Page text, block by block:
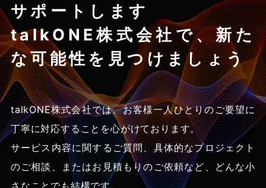
サポートします
talkONE株式会社で、新た
な可能性を見つけましょう
talkONE株式会社では、お客様一人ひとりのご要望に
丁寧に対応することを心がけております。
サービス内容に関するご質問、具体的なプロジェクト
のご相談、
またはお見積もりのご依頼など、どんな小
さなことでも結構です。